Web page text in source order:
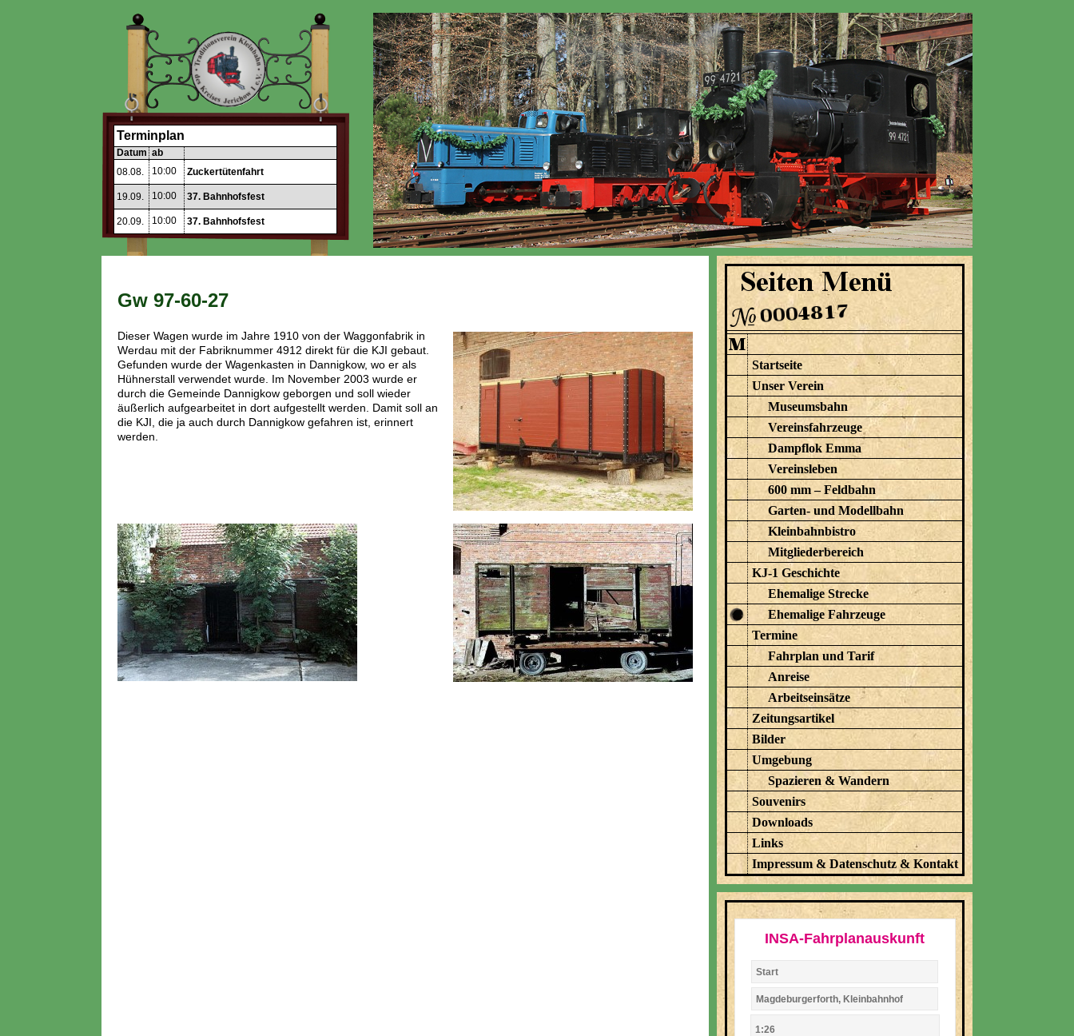
Terminplan
Datum ab
08.08.
10:00 Zuckertütenfahrt
19.09. 10:00 37. Bahnhofsfest
20.09. 10:00 37. Bahnhofsfest
Gw 97-60-27
Dieser Wagen wurde im Jahre 1910 von der Waggonfabrik in
Werdau mit der Fabriknummer 4912 direkt für die KJI gebaut.
Gefunden wurde der Wagenkasten in Dannigkow, wo er als
Hühnerstall verwendet wurde. Im November 2003 wurde er
durch die Gemeinde Dannigkow geborgen und soll wieder
äußerlich aufgearbeitet in dort aufgestellt werden. Damit soll an
die KJI, die ja auch durch Dannigkow gefahren ist, erinnert
werden.
Startseite
Unser Verein
Museumsbahn
Vereinsfahrzeuge
Dampflok Emma
Vereinsleben
600 mm – Feldbahn
Garten- und Modellbahn
Kleinbahnbistro
Mitgliederbereich
KJ-1 Geschichte
Ehemalige Strecke
Ehemalige Fahrzeuge
Termine
Fahrplan und Tarif
Anreise
Arbeitseinsätze
Zeitungsartikel
Bilder
Umgebung
Spazieren & Wandern
Souvenirs
Downloads
Links
Impressum & Datenschutz & Kontakt
INSA-Fahrplanauskunft